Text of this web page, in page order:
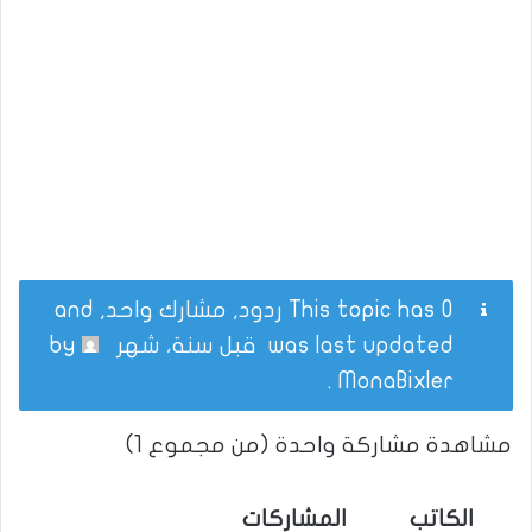
This topic has 0 ردود, مشارك واحد, and
was last updated قبل سنة، شهر
MonaBixler
.
مشاهدة مشاركة واحدة (من مجموع 1)
الكاتب المشاركات